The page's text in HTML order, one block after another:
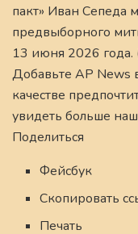
пакт» Иван Сепеда
предвыборного
13 июня 2026
Добавьте AP News
качестве
увидеть больше
Поделиться
Фейсбук
Скопировать
Печать